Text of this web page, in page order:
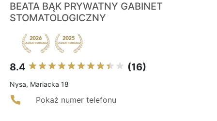
BEATA BĄK PRYWATNY GABINET
STOMATOLOGICZNY
8.4 (16)
Nysa, Mariacka 18
Pokaż numer telefonu